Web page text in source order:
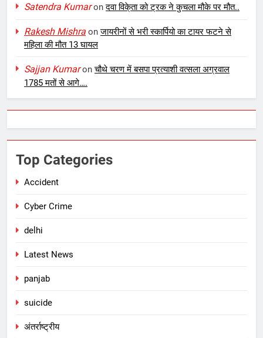
Satendra Kumaronदवा विके्ता को ट्रक ने कुचला मौके पर मौत..
Rakesh Mishra onजायरीनों से भरी स्कार्पियो का टायर फटने से
महिला की मौत 13 घायल
Sajjan Kumaronचौथे चरण में बसपा प्रत्याशी वत्सला अग्रवाल
1785 मतों से आगे….
Top Categories
Accident
Cyber Crime
delhi
Latest News
panjab
suicide
अंतर्राष्ट्रीय